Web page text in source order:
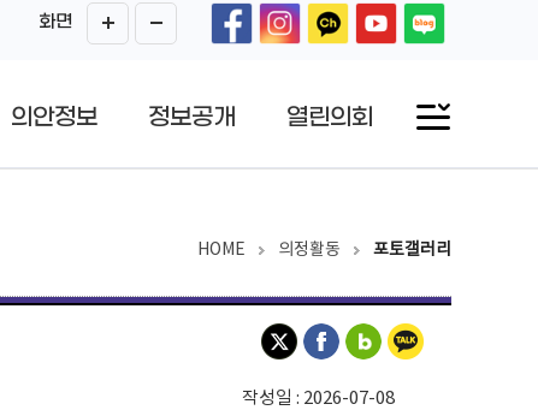
화면
의안정보 정보공개 열린의회
HOME 의정활동 포토갤러리
작성일 : 2026-07-08